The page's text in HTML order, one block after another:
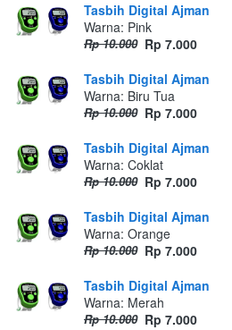
Tasbih Digital Ajman
Warna: Pink
Rp 10.000 Rp 7.000
Tasbih Digital Ajman
Warna: Biru Tua
Rp 10.000 Rp 7.000
Tasbih Digital Ajman
Warna: Coklat
Rp 10.000 Rp 7.000
Tasbih Digital Ajman
Warna: Orange
Rp 10.000 Rp 7.000
Tasbih Digital Ajman
Warna: Merah
Rp 10.000 Rp 7.000